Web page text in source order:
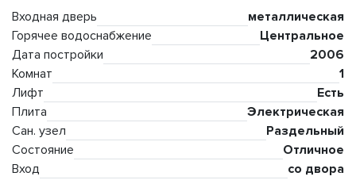
Входная дверь
металлическая
Горячее водоснабжение
Центральное
Дата постройки
2006
Комнат
1
Лифт
Есть
Плита
Электрическая
Сан. узел
Раздельный
Состояние
Отличное
Вход
со двора